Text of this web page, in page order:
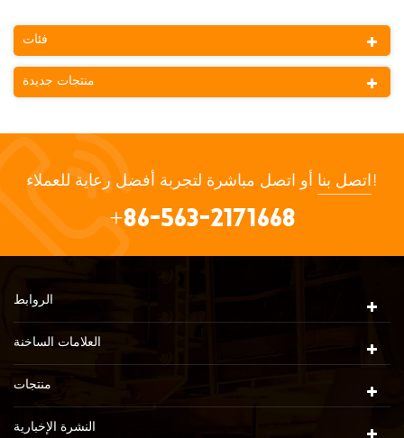
فئات
منتجات جديدة
اتصل بناأو اتصل مباشرة لتجربة أفضل رعاية للعملاء!
+86-563-2171668
الروابط
العلامات الساخنة
منتجات
النشرة الإخبارية